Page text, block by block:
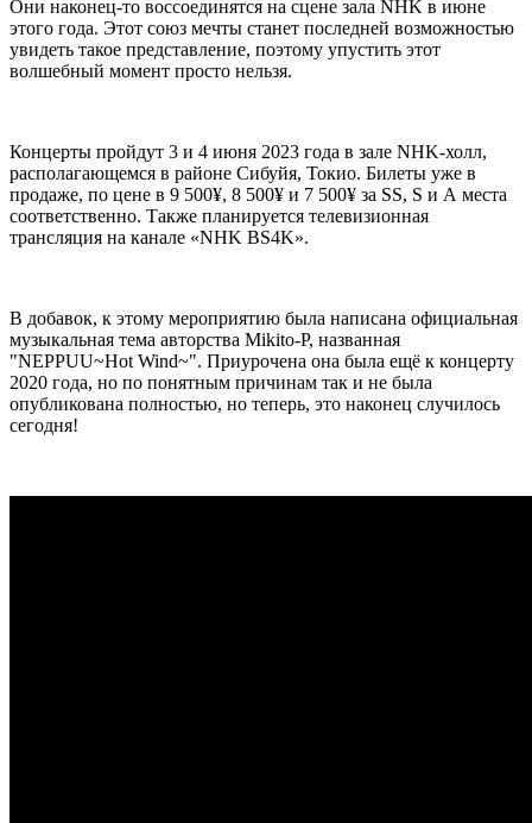
Они наконец-то воссоединятся на сцене зала NHK в июне
этого года. Этот союз мечты станет последней возможностью
увидеть такое представление, поэтому упустить этот
волшебный момент просто нельзя.
Концерты пройдут 3 и 4 июня 2023 года в зале NHK-холл,
располагающемся в районе Сибуйя, Токио. Билеты уже в
продаже, по цене в 9 500¥, 8 500¥ и 7 500¥ за SS, S и А места
соответственно. Также планируется телевизионная
трансляция на канале «NHK BS4K».
В добавок, к этому мероприятию была написана официальная
музыкальная тема авторства Mikito-P, названная
"NEPPUU~Hot Wind~". Приурочена она была ещё к концерту
2020 года, но по понятным причинам так и не была
опубликована полностью, но теперь, это наконец случилось
сегодня!